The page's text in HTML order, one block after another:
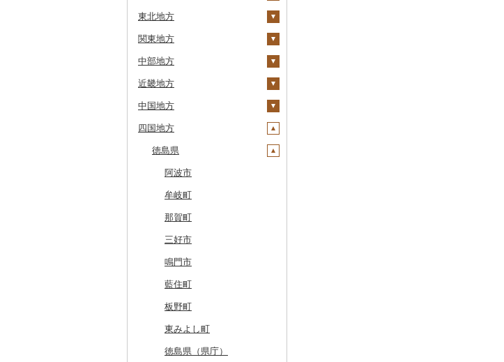
安平町
八雲町
鹿部町
江差町
白老町
せたな町
旭川市
森町
稚内市
標津町
清里町
北斗市
留萌市
白糠町
釧路町
名寄市
東北地方
青森県
十和田市
大鰐町
南部町
五戸町
藤崎町
六ヶ所村
東北町
三戸町
東通村
黒石市
おいらせ町
鶴田町
階上町
深浦町
岩手県
宮古市
軽米町
岩手町
矢巾町
釜石市
野田村
普代村
一戸町
陸前高田市
紫波町
滝沢市
住田町
葛巻町
宮城県
柴田町
色麻町
丸森町
大衡村
加美町
利府町
白石市
登米市
山元町
名取市
川崎町
村田町
秋田県
大潟村
横手市
能代市
小坂町
仙北市
井川町
潟上市
三種町
藤里町
湯沢市
大館市
山形県
村山市
尾花沢市
上山市
河北町
酒田市
新庄市
長井市
小国町
南陽市
中山町
福島県
天栄村
広野町
鏡石町
須賀川市
小野町
棚倉町
古殿町
昭和村
下郷町
関東地方
茨城県
土浦市
取手市
つくば市
稲敷市
潮来市
五霞町
北茨城市
境町
かすみがうら市
牛久市
常陸太田市
つくばみらい市
下妻市
栃木県
那須塩原市
市貝町
塩谷町
上三川町
佐野市
真岡市
高根沢町
大田原市
栃木市
日光市
小山市
宇都宮市
群馬県
榛東村
下仁田町
玉村町
安中市
川場村
昭和村
甘楽町
明和町
沼田市
桐生市
吉岡町
埼玉県
春日部市
蕨市
戸田市
毛呂山町
久喜市
ふじみ野市
川島町
上里町
川口市
飯能市
千葉県
勝浦市
袖ケ浦市
我孫子市
長柄町
芝山町
八千代市
横芝光町
多古町
白子町
東京都
八王子市
日野市
昭島市
武蔵村山市
葛飾区
小金井市
墨田区
東久留米市
神奈川県
南足柄市
松田町
大井町
中井町
愛川町
山北町
真鶴町
中部地方
新潟県
十日町市
弥彦村
阿賀町
出雲崎町
魚沼市
佐渡市
燕市
南魚沼市
関川村
新発田市
加茂市
小千谷市
富山県
射水市
氷見市
朝日町
高岡市
魚津市
砺波市
入善町
黒部市
立山町
富山県（県庁）
小矢部市
石川県
羽咋市
七尾市
白山市
穴水町
輪島市
中能登町
石川県（県庁）
野々市市
能登町
能美市
福井県
美浜町
小浜市
越前町
若狭町
鯖江市
高浜町
勝山市
福井県（県庁）
越前市
山梨県
富士吉田市
甲斐市
山梨市
富士川町
大月市
富士河口湖町
韮崎市
南アルプス市
長野県
高森町
御代田町
飯田市
青木村
南箕輪村
長野県（県庁）
上松町
岐阜県
養老町
八百津町
池田町
関市
瑞穂市
飛騨市
静岡県
下田市
静岡市
吉田町
函南町
藤枝市
愛知県
清須市
田原市
安城市
北名古屋市
近畿地方
三重県
鈴鹿市
伊賀市
木曽岬町
多気町
松阪市
桑名市
志摩市
明和町
鳥羽市
いなべ市
紀北町
滋賀県
長浜市
高島市
草津市
近江八幡市
竜王町
甲賀市
湖南市
大津市
彦根市
栗東市
京都府
宮津市
伊根町
与謝野町
福知山市
亀岡市
城陽市
久御山町
京丹後市
井手町
大阪府
茨木市
豊能町
枚方市
河内長野市
泉佐野市
交野市
藤井寺市
能勢町
兵庫県
上郡町
神河町
小野市
太子町
西宮市
佐用町
多可町
奈良県
曽爾村
河合町
宇陀市
田原本町
山添村
大淀町
和歌山県
湯浅町
有田市
橋本市
広川町
和歌山市
中国地方
鳥取県
鳥取県（県庁）
米子市
大山町
琴浦町
日野町
鳥取市
北栄町
境港市
智頭町
江府町
島根県
雲南市
海士町
津和野町
飯南町
安来市
知夫村
隠岐の島町
吉賀町
出雲市
岡山県
津山市
西粟倉村
久米南町
真庭市
新見市
美咲町
浅口市
美作市
広島県
安芸太田町
世羅町
大竹市
廿日市市
北広島町
福山市
広島市
山口県
柳井市
平生町
山口県（県庁）
長門市
田布施町
防府市
四国地方
徳島県
阿波市
牟岐町
那賀町
三好市
鳴門市
藍住町
板野町
東みよし町
徳島県（県庁）